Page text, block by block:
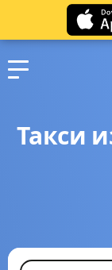
Такси